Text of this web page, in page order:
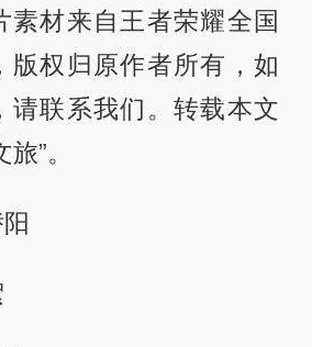
素材来自王者荣耀全国
版权归原作者所有，如
请联系我们。转载本文
”。